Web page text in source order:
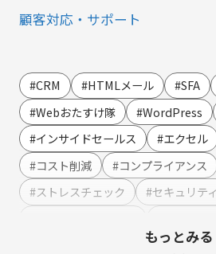
顧客対応・サポート
LINE連携
SMS連携
Webイベント（ウェビナー）オ
アンケート作成
セミナー・イベント管理
マーケティング運営支援
#CRM #HTMLメール #SFA
#Webおたすけ隊
#WordPress
#インサイドセールス
#エクセル
#コスト削減
#コンプライアンス
#ストレスチェック
#セキュリティ
#メーカー
#
もっとみる